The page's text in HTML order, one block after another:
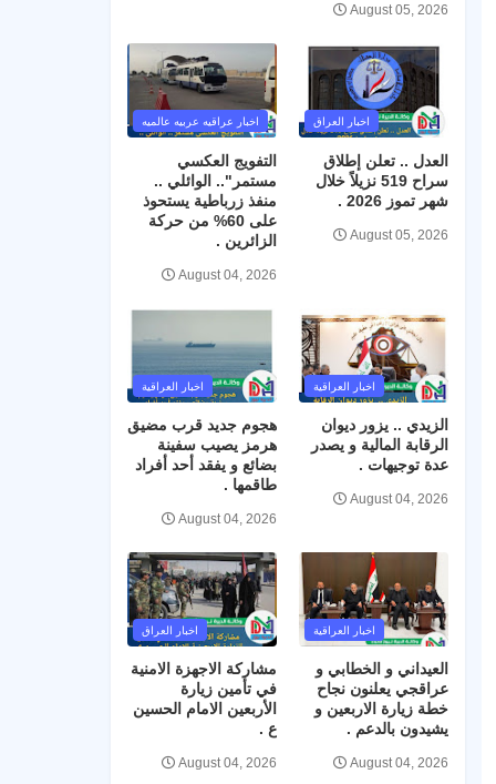
August 05, 2026
اخبار العراق
العدل .. تعلن إطلاق
سراح 519 نزيلاً خلال
شهر تموز 2026 .
August 05, 2026
اخبار عراقيه عربيه عالميه
التفويج العكسي
مستمر".. الوائلي ..
منفذ زرباطية يستحوذ
على 60% من حركة
الزائرين .
August 04, 2026
اخبار العراقية
الزيدي .. يزور ديوان
الرقابة المالية و يصدر
عدة توجيهات .
August 04, 2026
اخبار العراقية
هجوم جديد قرب مضيق
هرمز يصيب سفينة
بضائع و يفقد أحد أفراد
طاقمها .
August 04, 2026
اخبار العراقية
العيداني و الخطابي و
عراقجي يعلنون نجاح
خطة زيارة الاربعين و
يشيدون بالدعم .
August 04, 2026
اخبار العراق
مشاركة الاجهزة الامنية
في تأمين زيارة
الأربعين الامام الحسين
ع .
August 04, 2026